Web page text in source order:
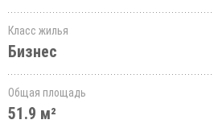
Класс жилья
Бизнес
Общая площадь
51.9 м²